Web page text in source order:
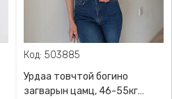
Код: 503885
Урдаа товчтой богино
загварын цамц, 46-55кг